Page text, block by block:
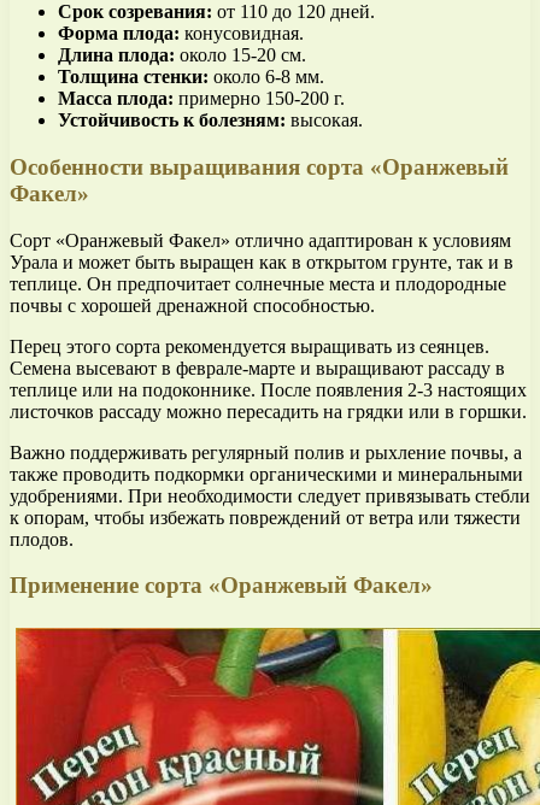
Срок созревания: от 110 до 120 дней.
Форма плода: конусовидная.
Длина плода: около 15-20 см.
Толщина стенки: около 6-8 мм.
Масса плода: примерно 150-200 г.
Устойчивость к болезням: высокая.
Особенности выращивания сорта «Оранжевый
Факел»
Сорт «Оранжевый Факел» отлично адаптирован к условиям
Урала и может быть выращен как в открытом грунте, так и в
теплице. Он предпочитает солнечные места и плодородные
почвы с хорошей дренажной способностью.
Перец этого сорта рекомендуется выращивать из сеянцев.
Семена высевают в феврале-марте и выращивают рассаду в
теплице или на подоконнике. После появления 2-3 настоящих
листочков рассаду можно пересадить на грядки или в горшки.
Важно поддерживать регулярный полив и рыхление почвы, а
также проводить подкормки органическими и минеральными
удобрениями. При необходимости следует привязывать стебли
к опорам, чтобы избежать повреждений от ветра или тяжести
плодов.
Применение сорта «Оранжевый Факел»